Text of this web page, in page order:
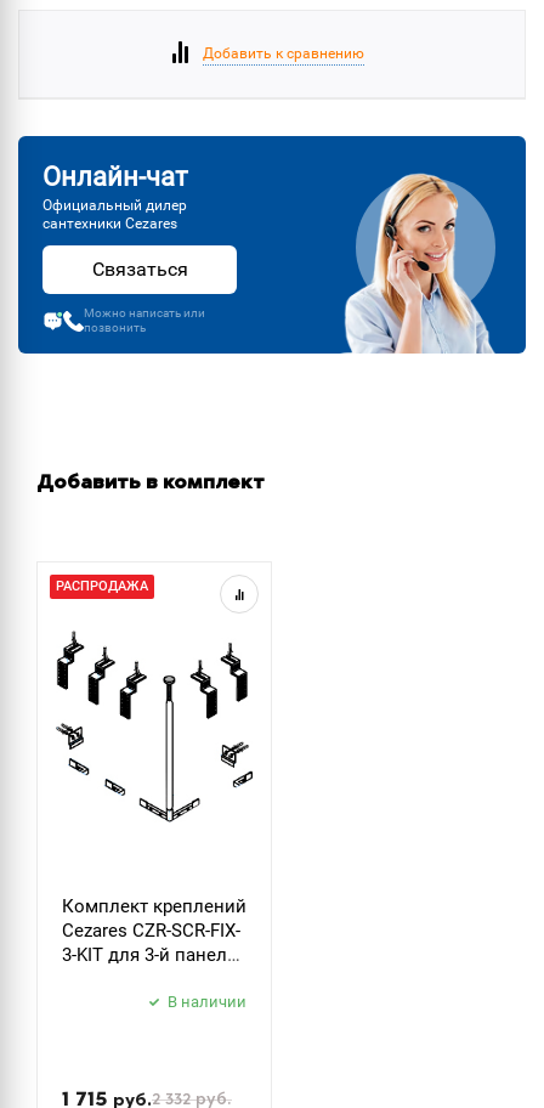
Добавить к сравнению
Онлайн-чат
Официальный дилер
сантехники Cezares
Связаться
Можно написать или
позвонить
Добавить в комплект
РАСПРОДАЖА
Комплект креплений
Cezares CZR-SCR-FIX-
3-KIT для 3-й панели
акриловой ванны
В наличии
1 715 руб.2 332руб.